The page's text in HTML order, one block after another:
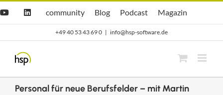
YouTubeLinkedIn
Hsp
community
community
hsp
Blog
Blog Opti.Cast
Podcast Opti.Mag
Magazin
+49 40 53 43 69 0 | info@hsp-software.de
Personal für neue Berufsfelder – mit Martin